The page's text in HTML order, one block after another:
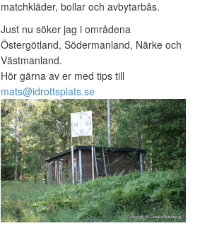
matchkläder, bollar och avbytarbås.
Just nu söker jag i områdena
Östergötland, Södermanland, Närke och
Västmanland.
Hör gärna av er med tips till
mats@idrottsplats.se